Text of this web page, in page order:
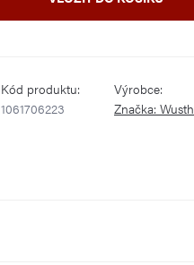
Kód produktu:
1061706223
Výrobce:
Značka: